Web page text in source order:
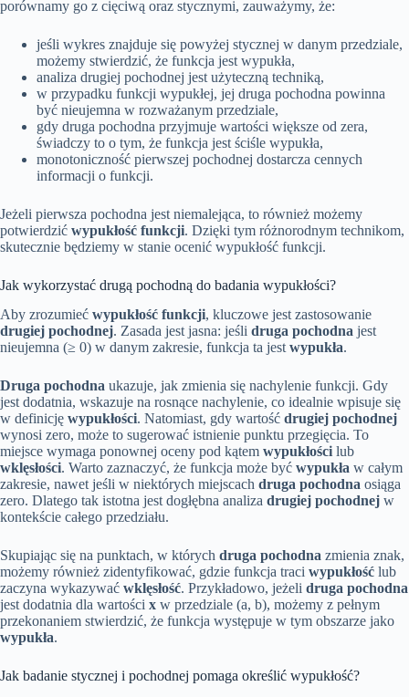
porównamy go z cięciwą oraz stycznymi, zauważymy, że:
jeśli wykres znajduje się powyżej stycznej w danym przedziale,
możemy stwierdzić, że funkcja jest wypukła,
analiza drugiej pochodnej jest użyteczną techniką,
w przypadku funkcji wypukłej, jej druga pochodna powinna
być nieujemna w rozważanym przedziale,
gdy druga pochodna przyjmuje wartości większe od zera,
świadczy to o tym, że funkcja jest ściśle wypukła,
monotoniczność pierwszej pochodnej dostarcza cennych
informacji o funkcji.
Jeżeli pierwsza pochodna jest niemalejąca, to również możemy
potwierdzić wypukłość funkcji. Dzięki tym różnorodnym technikom,
skutecznie będziemy w stanie ocenić wypukłość funkcji.
Jak wykorzystać drugą pochodną do badania wypukłości?
Aby zrozumieć wypukłość funkcji, kluczowe jest zastosowanie
drugiej pochodnej. Zasada jest jasna: jeśli druga pochodna jest
nieujemna (≥ 0) w danym zakresie, funkcja ta jest wypukła.
Druga pochodna ukazuje, jak zmienia się nachylenie funkcji. Gdy
jest dodatnia, wskazuje na rosnące nachylenie, co idealnie wpisuje się
w definicję wypukłości. Natomiast, gdy wartość drugiej pochodnej
wynosi zero, może to sugerować istnienie punktu przegięcia. To
miejsce wymaga ponownej oceny pod kątem wypukłości lub
wklęsłości. Warto zaznaczyć, że funkcja może być wypukła w całym
zakresie, nawet jeśli w niektórych miejscach druga pochodna osiąga
zero. Dlatego tak istotna jest dogłębna analiza drugiej pochodnej w
kontekście całego przedziału.
Skupiając się na punktach, w których druga pochodna zmienia znak,
możemy również zidentyfikować, gdzie funkcja traci wypukłość lub
zaczyna wykazywać wklęsłość. Przykładowo, jeżeli druga pochodna
jest dodatnia dla wartości x w przedziale (a, b), możemy z pełnym
przekonaniem stwierdzić, że funkcja występuje w tym obszarze jako
wypukła.
Jak badanie stycznej i pochodnej pomaga określić wypukłość?